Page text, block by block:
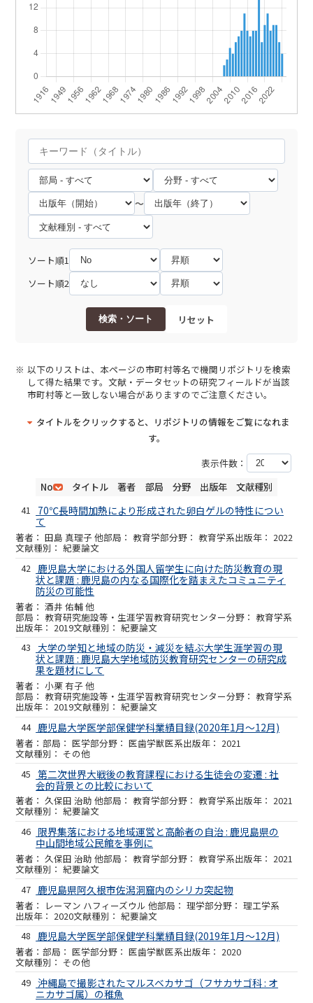
～
ソート順1
ソート順2
検索・ソート リセット
以下のリストは、本ページの市町村等名で機関リポジトリを検索
して得た結果です。文献・データセットの研究フィールドが当該
市町村等と一致しない場合がありますのでご注意ください。
タイトルをクリックすると、リポジトリの情報をご覧になれま
す。
表示件数：
No
タイトル 著者 部局 分野 出版年
文献種別
41
70℃長時間加熱により形成された卵白ゲルの特性につい
て
田島 真理子 他 教育学部 教育学系 2022
紀要論文
42 鹿児島大学における外国人留学生に向けた防災教育の現
状と課題 : 鹿児島の内なる国際化を踏まえたコミュニティ
防災の可能性
酒井 佑輔 他
教育研究施設等・生涯学習教育研究センター 教育学系
2019
紀要論文
43 大学の学知と地域の防災・減災を結ぶ大学生涯学習の現
状と課題 : 鹿児島大学地域防災教育研究センターの研究成
果を題材にして
小栗 有子 他
教育研究施設等・生涯学習教育研究センター 教育学系
2019
紀要論文
44 鹿児島大学医学部保健学科業績目録(2020年1月～12月)
医学部 医歯学獣医系 2021
その他
45 第二次世界大戦後の教育課程における生徒会の変遷 : 社
会的背景との比較において
久保田 治助 他 教育学部 教育学系 2021
紀要論文
46 限界集落における地域運営と高齢者の自治 : 鹿児島県の
中山間地域公民館を事例に
久保田 治助 他 教育学部 教育学系 2021
紀要論文
47 鹿児島県阿久根市佐潟洞窟内のシリカ突起物
レーマン ハフィーズウル 他 理学部 理工学系
2020
紀要論文
48 鹿児島大学医学部保健学科業績目録(2019年1月～12月)
医学部 医歯学獣医系 2020
その他
49 沖縄島で撮影されたマルスベカサゴ（フサカサゴ科 : オ
ニカサゴ属）の稚魚